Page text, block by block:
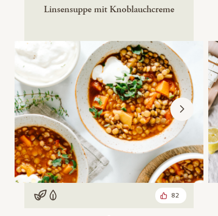
Linsensuppe mit Knoblauchcreme
Vegan
Vegetarisch 82